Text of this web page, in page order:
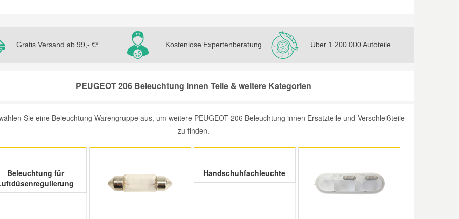
Gratis Versand ab 99,- €* Kostenlose Expertenberatung Über 1.200.000 Autoteile
PEUGEOT 206 Beleuchtung innen Teile & weitere Kategorien
Sie eine Beleuchtung Warengruppe aus, um weitere PEUGEOT 206 Beleuchtung innen Ersatzteile und Verschleißteile
zu finden.
Beleuchtung für
Handschuhfachleuchte